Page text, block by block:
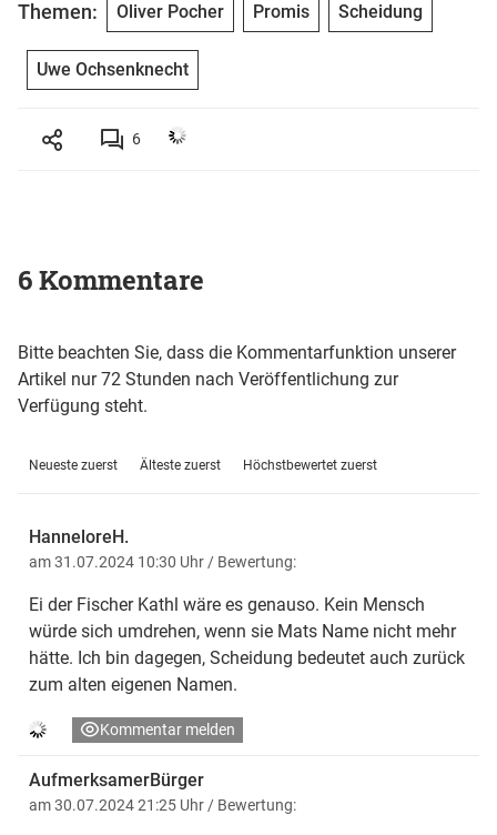
Themen: Oliver Pocher Promis Scheidung
Uwe Ochsenknecht
6
6 Kommentare
Bitte beachten Sie, dass die Kommentarfunktion unserer
Artikel nur 72 Stunden nach Veröffentlichung zur
Verfügung steht.
Neueste zuerst Älteste zuerst Höchstbewertet zuerst
HanneloreH.
am 31.07.2024 10:30 Uhr / Bewertung:
Ei der Fischer Kathl wäre es genauso. Kein Mensch
würde sich umdrehen, wenn sie Mats Name nicht mehr
hätte. Ich bin dagegen, Scheidung bedeutet auch zurück
zum alten eigenen Namen.
Kommentar melden
AufmerksamerBürger
am 30.07.2024 21:25 Uhr / Bewertung: